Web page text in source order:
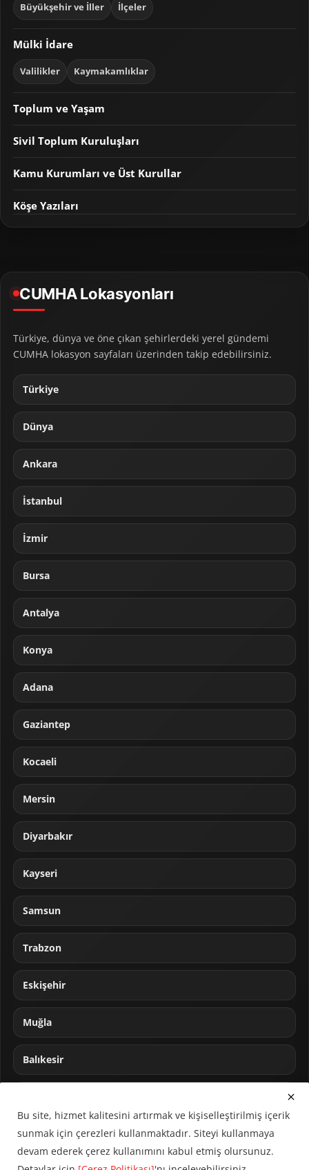
Büyükşehir ve İller İlçeler
Mülki İdare
Valilikler Kaymakamlıklar
Toplum ve Yaşam
Sivil Toplum Kuruluşları
Kamu Kurumları ve Üst Kurullar
Köşe Yazıları
CUMHA Lokasyonları
Türkiye, dünya ve öne çıkan şehirlerdeki yerel gündemi
CUMHA lokasyon sayfaları üzerinden takip edebilirsiniz.
Türkiye
Dünya
Ankara
İstanbul
İzmir
Bursa
Antalya
Konya
Adana
Gaziantep
Kocaeli
Mersin
Diyarbakır
Kayseri
Samsun
Trabzon
Eskişehir
Muğla
Balıkesir
Bu site, hizmet kalitesini artırmak ve kişiselleştirilmiş içerik
sunmak için çerezleri kullanmaktadır. Siteyi kullanmaya
devam ederek çerez kullanımını kabul etmiş olursunuz.